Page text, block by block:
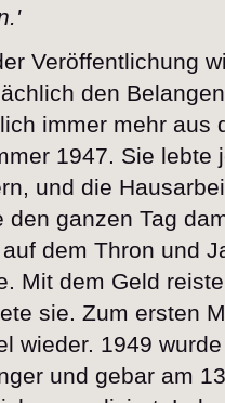
Veröffentlichung
den
immer mehr aus
1947. Sie lebte
und die
den ganzen Tag
dem Thron und
Mit dem Geld
sie. Zum ersten
wieder. 1949
und gebar am